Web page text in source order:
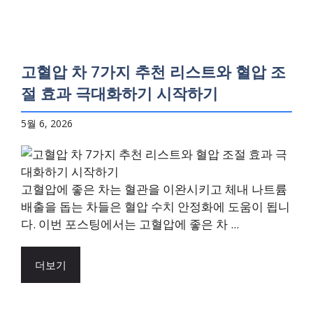
고혈압 차 7가지 추천 리스트와 혈압 조
절 효과 극대화하기 시작하기
5월 6, 2026
고혈압에 좋은 차는 혈관을 이완시키고 체내 나트륨
배출을 돕는 차들은 혈압 수치 안정화에 도움이 됩니
다. 이번 포스팅에서는 고혈압에 좋은 차 ...
더보기